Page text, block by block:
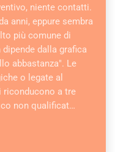
niente contatti.
anni, eppure sembra
più comune di
dalla grafica
abbastanza". Le
o legate al
a tre
non qualificat…